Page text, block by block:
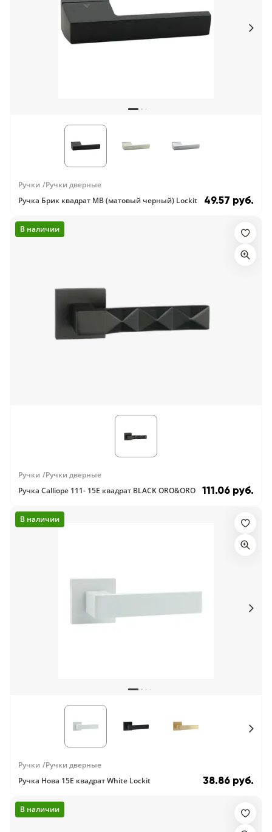
Ручки
Ручки дверные
Ручка Брик квадрат MB (матовый черный) Lockit
49.57 руб.
В наличии
Ручки
Ручки дверные
Ручка Calliope 111- 15E квадрат BLACK ORO&ORO
111.06 руб.
В наличии
Ручки
Ручки дверные
Ручка Нова 15E квадрат White Lockit
38.86 руб.
В наличии